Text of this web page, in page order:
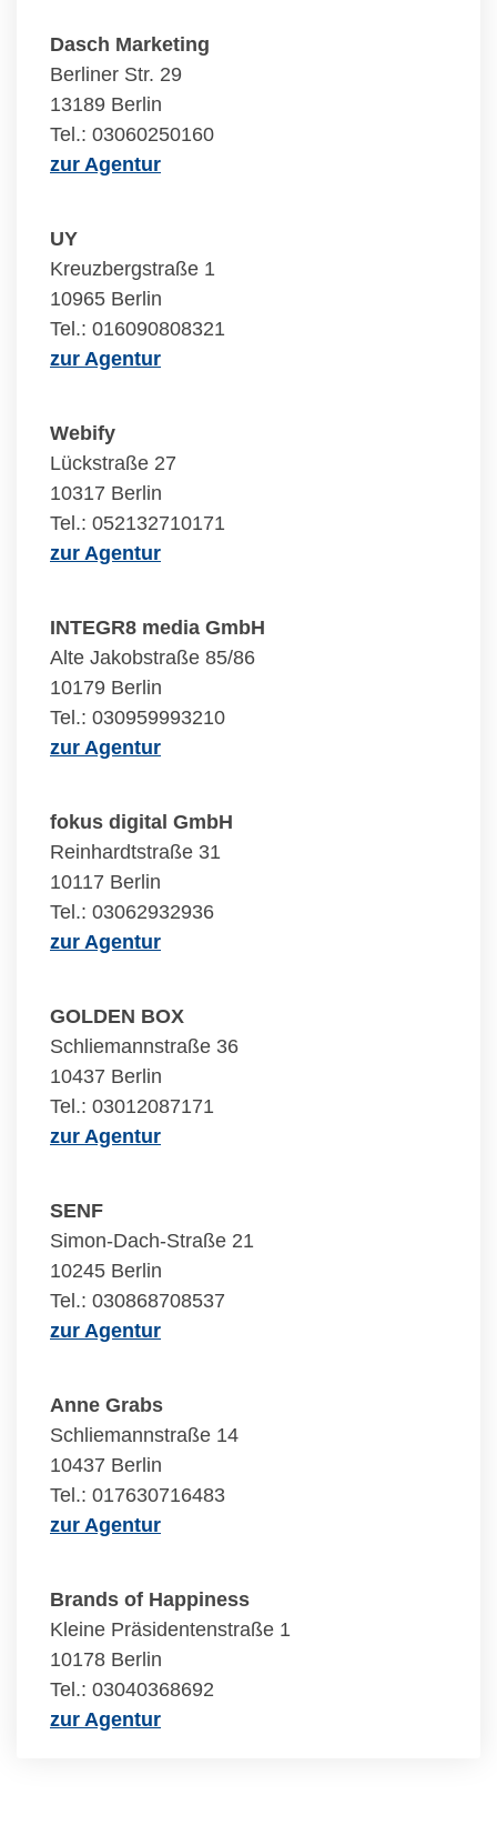
Dasch Marketing
Berliner Str. 29
13189 Berlin
Tel.: 03060250160
zur Agentur
UY
Kreuzbergstraße 1
10965 Berlin
Tel.: 016090808321
zur Agentur
Webify
Lückstraße 27
10317 Berlin
Tel.: 052132710171
zur Agentur
INTEGR8 media GmbH
Alte Jakobstraße 85/86
10179 Berlin
Tel.: 030959993210
zur Agentur
fokus digital GmbH
Reinhardtstraße 31
10117 Berlin
Tel.: 03062932936
zur Agentur
GOLDEN BOX
Schliemannstraße 36
10437 Berlin
Tel.: 03012087171
zur Agentur
SENF
Simon-Dach-Straße 21
10245 Berlin
Tel.: 030868708537
zur Agentur
Anne Grabs
Schliemannstraße 14
10437 Berlin
Tel.: 017630716483
zur Agentur
Brands of Happiness
Kleine Präsidentenstraße 1
10178 Berlin
Tel.: 03040368692
zur Agentur